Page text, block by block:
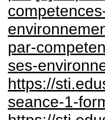
par-
ses-
https://
seance-1-